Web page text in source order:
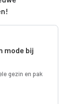
mode bij
gezin en pak